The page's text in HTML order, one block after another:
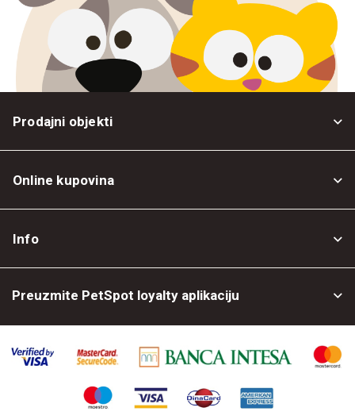
Prodajni objekti
Online kupovina
Info
Preuzmite PetSpot loyalty aplikaciju